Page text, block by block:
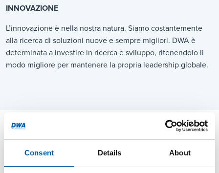
Consent Details About
INNOVAZIONE
L’innovazione è nella nostra natura. Siamo costantemente
alla ricerca di soluzioni nuove e sempre migliori. DWA è
determinata a investire in ricerca e sviluppo, ritenendolo il
modo migliore per mantenere la propria leadership globale.